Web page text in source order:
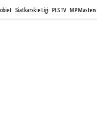
Siatkarskie Ligi PLS TV MP